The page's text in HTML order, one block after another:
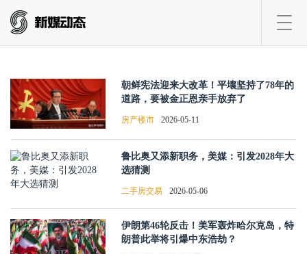
朝鲜宪法迎来大改革！平壤坚持了78年的
道路，要被金正恩亲手放弃了
房产楼市 2026-05-11
鲁比奥又添新职务，美媒：引发2028年大
选猜测
二手房交易 2026-05-06
伊朗第46轮反击！美军轰炸哈尔克岛，特
朗普此举将引爆中东浩劫？